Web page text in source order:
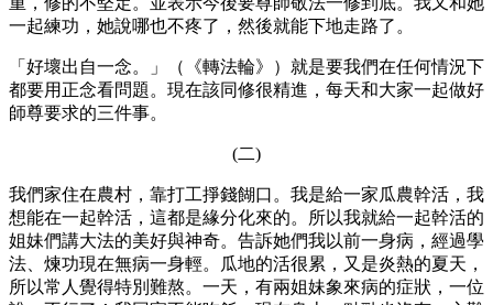
一起練功，她說哪也不疼了，然後就能下地走路了。
「好壞出自一念。」（《轉法輪》）就是要我們在任何情況下
都要用正念看問題。現在該同修很精進，每天和大家一起做好
師尊要求的三件事。
(二)
我們家住在農村，靠打工掙錢餬口。我是給一家瓜農幹活，我
想能在一起幹活，這都是緣分化來的。所以我就給一起幹活的
姐妹們講大法的美好與神奇。告訴她們我以前一身病，經過學
法、煉功現在無病一身輕。瓜地的活很累，又是炎熱的夏天，
所以常人覺得特別難熬。一天，有兩姐妹象來病的症狀，一位